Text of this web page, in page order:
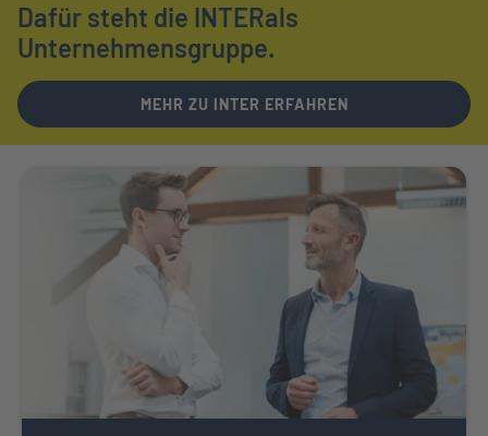
Dafür steht die INTERals
Unternehmensgruppe.
MEHR ZU INTER ERFAHREN
Weiter zu Ihr Ansprechpartner vor Ort